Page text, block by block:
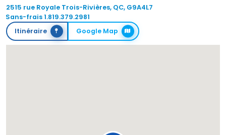
2515 rue Royale Trois-Rivières, QC, G9A4L7
Sans-frais 1.819.379.2981
Itinéraire
Google Map